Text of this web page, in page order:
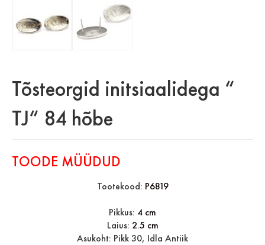
Tõsteorgid initsiaalidega “
TJ“ 84 hõbe
TOODE MÜÜDUD
Tootekood: P6819
Pikkus: 4 cm
Laius: 2.5 cm
Asukoht: Pikk 30, Idla Antiik